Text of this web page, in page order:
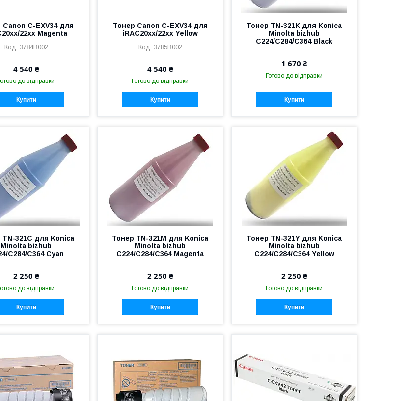
Canon C-EXV34 для
22xx Magenta
3784B002
4 540 ₴
до відправки
Купити
Тонер Canon C-EXV34 для
iRAC20xx/22xx Yellow
3785B002
4 540 ₴
Готово до відправки
Купити
Тонер TN-321K для Konica
Minolta bizhub
C224/C284/C364 Black
1 670 ₴
Готово до відправки
Купити
TN-321C для Konica
Minolta bizhub
C284/C364 Cyan
2 250 ₴
до відправки
Купити
Тонер TN-321M для Konica
Minolta bizhub
C224/C284/C364 Magenta
2 250 ₴
Готово до відправки
Купити
Тонер TN-321Y для Konica
Minolta bizhub
C224/C284/C364 Yellow
2 250 ₴
Готово до відправки
Купити